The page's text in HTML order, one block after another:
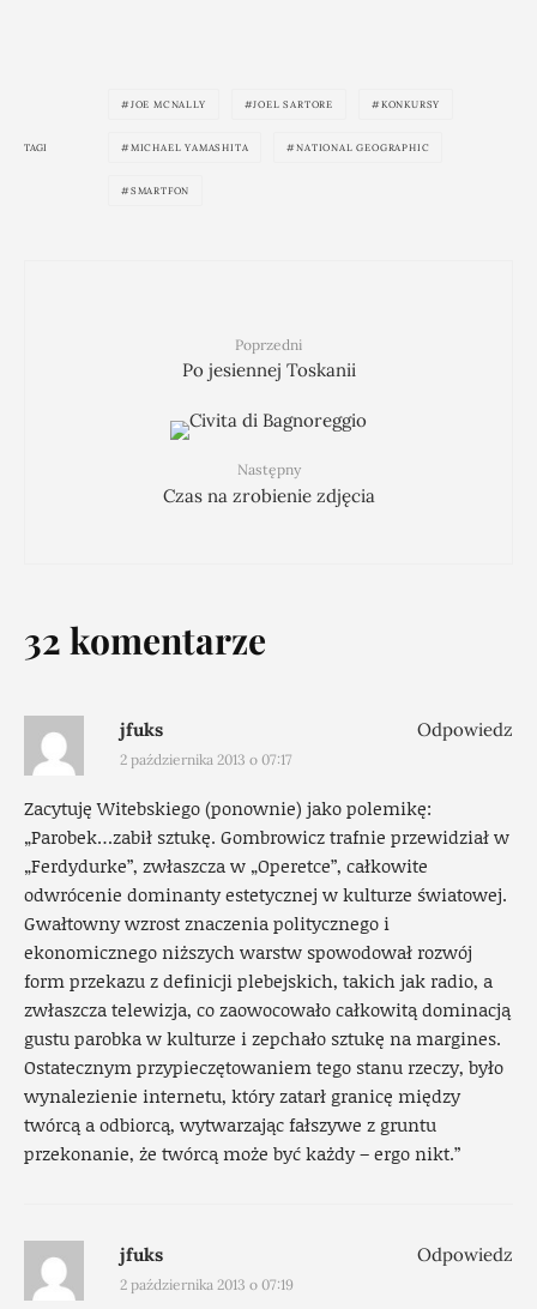
TAGI
JOE MCNALLY JOEL SARTORE KONKURSY
MICHAEL YAMASHITA NATIONAL GEOGRAPHIC
SMARTFON
Poprzedni
Po jesiennej Toskanii
Następny
Czas na zrobienie zdjęcia
32 komentarze
jfuks
2 października 2013 o 07:17
Zacytuję Witebskiego (ponownie) jako polemikę:
„Parobek…zabił sztukę. Gombrowicz trafnie przewidział w
„Ferdydurke”, zwłaszcza w „Operetce”, całkowite
odwrócenie dominanty estetycznej w kulturze światowej.
Gwałtowny wzrost znaczenia politycznego i
ekonomicznego niższych warstw spowodował rozwój
form przekazu z definicji plebejskich, takich jak radio, a
zwłaszcza telewizja, co zaowocowało całkowitą dominacją
gustu parobka w kulturze i zepchało sztukę na margines.
Ostatecznym przypieczętowaniem tego stanu rzeczy, było
wynalezienie internetu, który zatarł granicę między
twórcą a odbiorcą, wytwarzając fałszywe z gruntu
przekonanie, że twórcą może być każdy – ergo nikt.”
Odpowiedz
jfuks
2 października 2013 o 07:19
Odpowiedz